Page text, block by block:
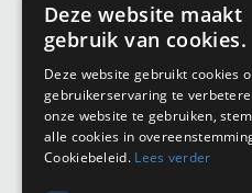
Thuiswerkplek
Directiemeubilair
Akoestiek &
Tafels
Deze website maakt
gebruik van cookies.
Deze website gebruikt cookies
gebruikerservaring te
onze website te gebruiken,
alle cookies in
Cookiebeleid. Lees verder